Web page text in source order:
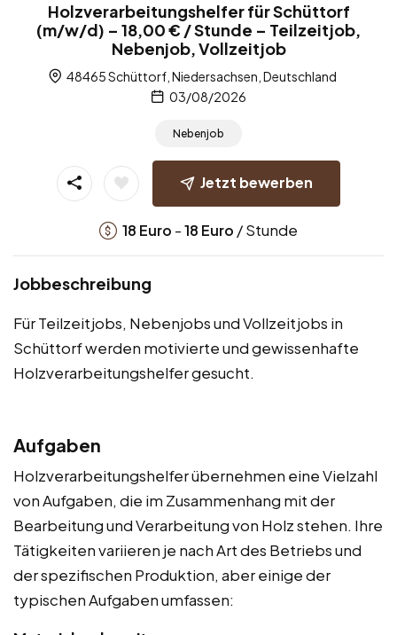
Holzverarbeitungshelfer für Schüttorf
(m/w/d) – 18,00 € / Stunde – Teilzeitjob,
Nebenjob, Vollzeitjob
48465 Schüttorf, Niedersachsen, Deutschland
03/08/2026
Nebenjob
Jetzt bewerben
18 Euro -18 Euro / Stunde
Jobbeschreibung
Für Teilzeitjobs, Nebenjobs und Vollzeitjobs in
Schüttorf werden motivierte und gewissenhafte
Holzverarbeitungshelfer gesucht.
Aufgaben
Holzverarbeitungshelfer übernehmen eine Vielzahl
von Aufgaben, die im Zusammenhang mit der
Bearbeitung und Verarbeitung von Holz stehen. Ihre
Tätigkeiten variieren je nach Art des Betriebs und
der spezifischen Produktion, aber einige der
typischen Aufgaben umfassen: